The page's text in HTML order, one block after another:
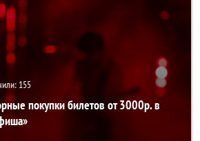
155
покупки билетов от 3000р. в